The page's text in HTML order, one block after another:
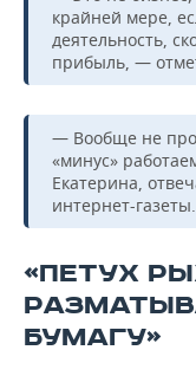
крайней мере,
деятельность,
прибыль, —
— Вообще не
«минус»
Екатерина,
интернет-газеты.
«ПЕТУХ
БУМАГУ»